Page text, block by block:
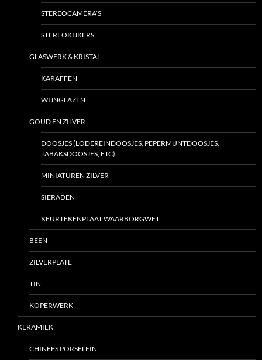
STEREOCAMERA’S
STEREOKIJKERS
GLASWERK & KRISTAL
KARAFFEN
WIJNGLAZEN
GOUD EN ZILVER
DOOSJES (LODEREINDOOSJES, PEPERMUNTDOOSJES,
TABAKSDOOSJES, ETC)
MINIATUREN ZILVER
SIERADEN
KEURTEKENPLAAT WAARBORGWET
BEEN
ZILVERPLATE
TIN
KOPERWERK
KERAMIEK
CHINEES PORSELEIN